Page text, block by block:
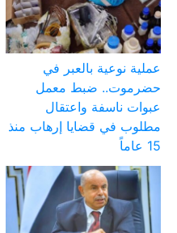
عملية نوعية بالعبر في
حضرموت.. ضبط معمل
عبوات ناسفة واعتقال
مطلوب في قضايا إرهاب منذ
15 عاماً